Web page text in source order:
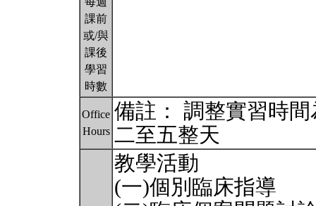
課前
或/與
課後
學習
時數
Office
Hours
備註： 調整實習時間
二至五整天
教學活動
(一)個別臨床指導